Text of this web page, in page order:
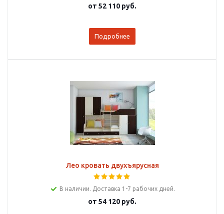
от 52 110 руб.
Подробнее
Лео кровать двухъярусная
В наличии. Доставка 1-7 рабочих дней.
от 54 120 руб.